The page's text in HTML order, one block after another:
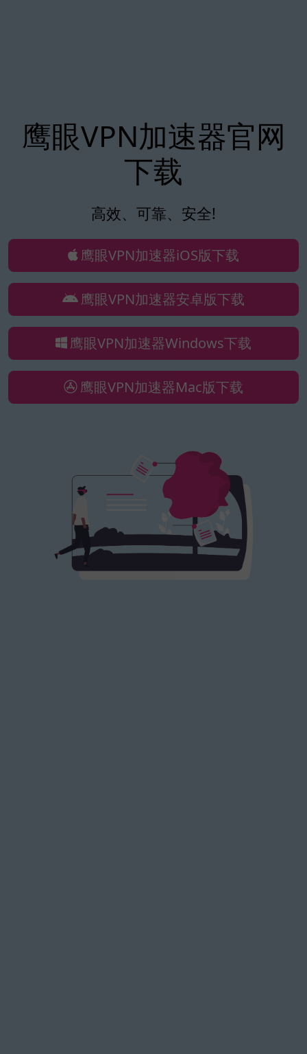
鹰眼VPN加速器官网
下载
高效、可靠、安全!
鹰眼VPN加速器iOS版下载
鹰眼VPN加速器安卓版下载
鹰眼VPN加速器Windows下载
鹰眼VPN加速器Mac版下载